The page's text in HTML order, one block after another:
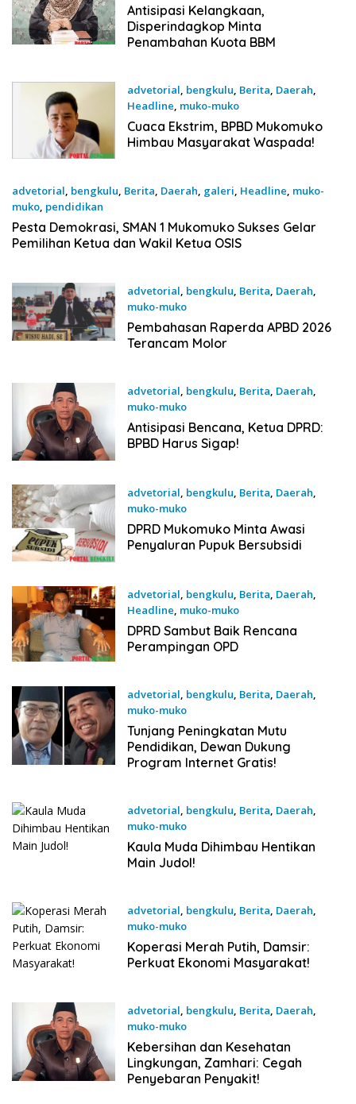
18 November 2025
Antisipasi Kelangkaan,
Disperindagkop Minta
Penambahan Kuota BBM
advetorial, bengkulu, Berita, Daerah,
Headline, muko-muko
18 November 2025
Cuaca Ekstrim, BPBD Mukomuko
Himbau Masyarakat Waspada!
advetorial, bengkulu, Berita, Daerah, galeri, Headline, muko-
muko, pendidikan
20 Oktober 2025
Pesta Demokrasi, SMAN 1 Mukomuko Sukses Gelar
Pemilihan Ketua dan Wakil Ketua OSIS
advetorial, bengkulu, Berita, Daerah,
muko-muko
6 Oktober 2025
Pembahasan Raperda APBD 2026
Terancam Molor
advetorial, bengkulu, Berita, Daerah,
muko-muko
20 September 2025
Antisipasi Bencana, Ketua DPRD:
BPBD Harus Sigap!
advetorial, bengkulu, Berita, Daerah,
muko-muko
20 September 2025
DPRD Mukomuko Minta Awasi
Penyaluran Pupuk Bersubsidi
advetorial, bengkulu, Berita, Daerah,
Headline, muko-muko
20 September 2025
DPRD Sambut Baik Rencana
Perampingan OPD
advetorial, bengkulu, Berita, Daerah,
muko-muko
20 September 2025
Tunjang Peningkatan Mutu
Pendidikan, Dewan Dukung
Program Internet Gratis!
advetorial, bengkulu, Berita, Daerah,
muko-muko
19 September 2025
Kaula Muda Dihimbau Hentikan
Main Judol!
advetorial, bengkulu, Berita, Daerah,
muko-muko
19 September 2025
Koperasi Merah Putih, Damsir:
Perkuat Ekonomi Masyarakat!
advetorial, bengkulu, Berita, Daerah,
muko-muko
19 September 2025
Kebersihan dan Kesehatan
Lingkungan, Zamhari: Cegah
Penyebaran Penyakit!